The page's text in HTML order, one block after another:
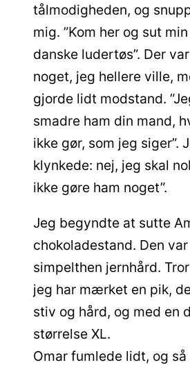
tålmodigheden, og
mig. ”Kom her og sut
danske ludertøs”. Der
noget, jeg hellere ville,
gjorde lidt modstand.
smadre ham din mand,
ikke gør, som jeg siger”.
klynkede: nej, jeg skal
ikke gøre ham noget”.
Jeg begyndte at sutte
chokoladestand. Den var
simpelthen jernhård.
jeg har mærket en pik,
stiv og hård, og med en
størrelse XL.
Omar fumlede lidt, og så